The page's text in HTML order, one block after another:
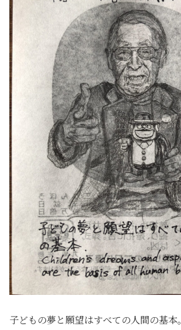
子どもの夢と願望はすべての人間の基本。